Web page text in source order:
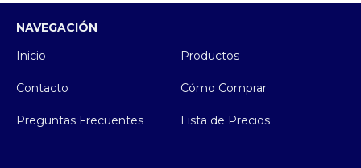
NAVEGACIÓN
Inicio
Productos
Contacto Cómo Comprar
Preguntas Frecuentes Lista de Precios